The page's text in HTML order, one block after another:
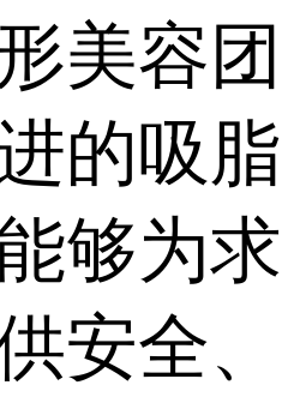
美容团
的吸脂
够为求
安全、